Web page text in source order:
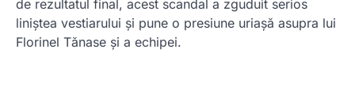
de rezultatul final, acest scandal a zguduit serios
liniștea vestiarului și pune o presiune uriașă asupra lui
Florinel Tănase și a echipei.